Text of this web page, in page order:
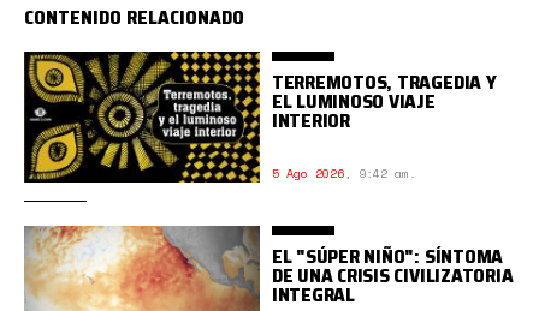
CONTENIDO RELACIONADO
TERREMOTOS, TRAGEDIA Y
EL LUMINOSO VIAJE
INTERIOR
5 Ago 2026, 9:42 am.
EL "SÚPER NIÑO": SÍNTOMA
DE UNA CRISIS CIVILIZATORIA
INTEGRAL